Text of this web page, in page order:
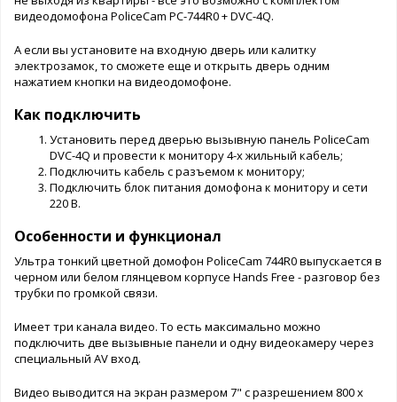
видеодомофона PoliceCam PC-744R0 + DVC-4Q.
А если вы установите на входную дверь или калитку
электрозамок, то сможете еще и открыть дверь одним
нажатием кнопки на видеодомофоне.
Как подключить
Установить перед дверью вызывную панель PoliceCam
DVC-4Q и провести к монитору 4-х жильный кабель;
Подключить кабель с разъемом к монитору;
Подключить блок питания домофона к монитору и сети
220 В.
Особенности и функционал
Ультра тонкий цветной домофон PoliceCam 744R0 выпускается в
черном или белом глянцевом корпусе Hands Free - разговор без
трубки по громкой связи.
Имеет три канала видео. То есть максимально можно
подключить две вызывные панели и одну видеокамеру через
специальный AV вход.
Видео выводится на экран размером 7" с разрешением 800 x